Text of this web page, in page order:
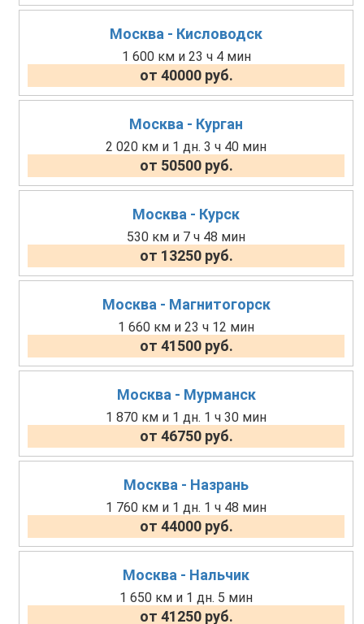
Москва - Кисловодск
1 600 км и 23 ч 4 мин
от 40000 руб.
Москва - Курган
2 020 км и 1 дн. 3 ч 40 мин
от 50500 руб.
Москва - Курск
530 км и 7 ч 48 мин
от 13250 руб.
Москва - Магнитогорск
1 660 км и 23 ч 12 мин
от 41500 руб.
Москва - Мурманск
1 870 км и 1 дн. 1 ч 30 мин
от 46750 руб.
Москва - Назрань
1 760 км и 1 дн. 1 ч 48 мин
от 44000 руб.
Москва - Нальчик
1 650 км и 1 дн. 5 мин
от 41250 руб.